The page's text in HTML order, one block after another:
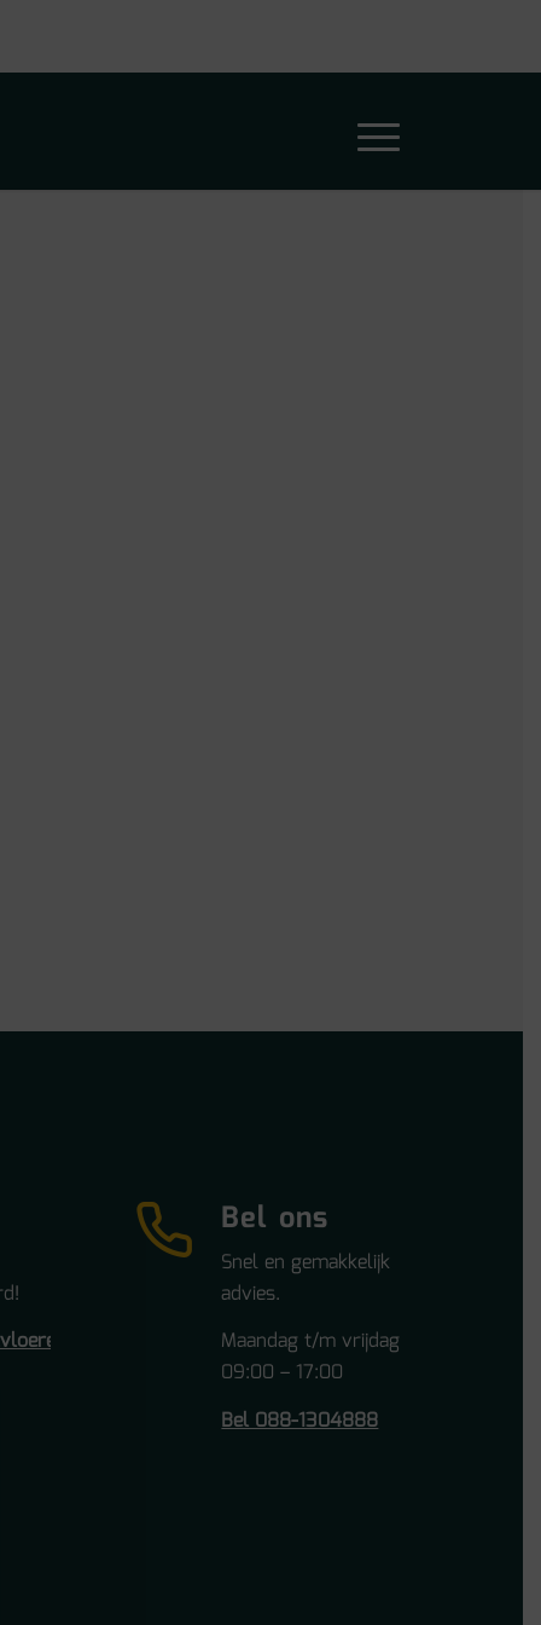
Bel ons
Snel en gemakkelijk
advies.
Maandag t/m vrijdag
09:00 – 17:00
Bel 088-1304888